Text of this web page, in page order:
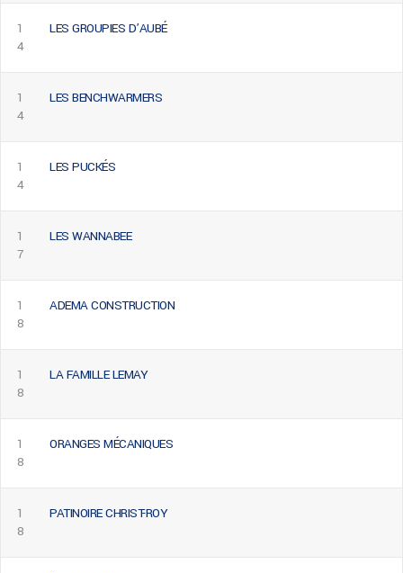
1
4
LES GROUPIES D’AUBÉ
1
4
LES BENCHWARMERS
1
4
LES PUCKÉS
1
7
LES WANNABEE
1
8
ADEMA CONSTRUCTION
1
8
LA FAMILLE LEMAY
1
8
ORANGES MÉCANIQUES
1
8
PATINOIRE CHRIST-ROY